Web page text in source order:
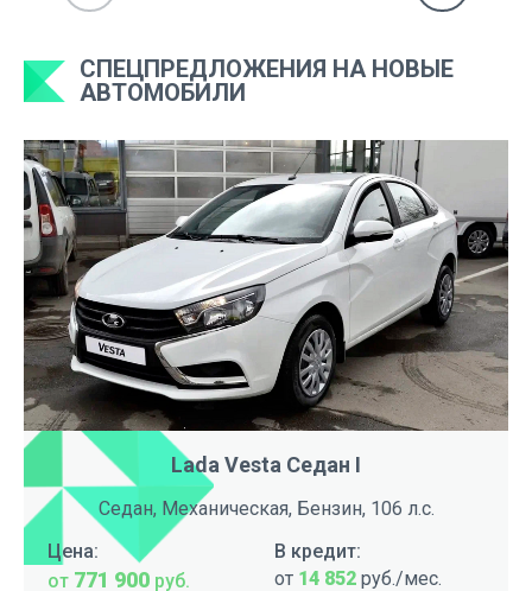
СПЕЦПРЕДЛОЖЕНИЯ НА НОВЫЕ
АВТОМОБИЛИ
Lada Vesta Седан I
Седан, Механическая, Бензин, 106 л.с.
Цена:
от 771 900 руб.
В кредит:
от 14 852руб./мес.